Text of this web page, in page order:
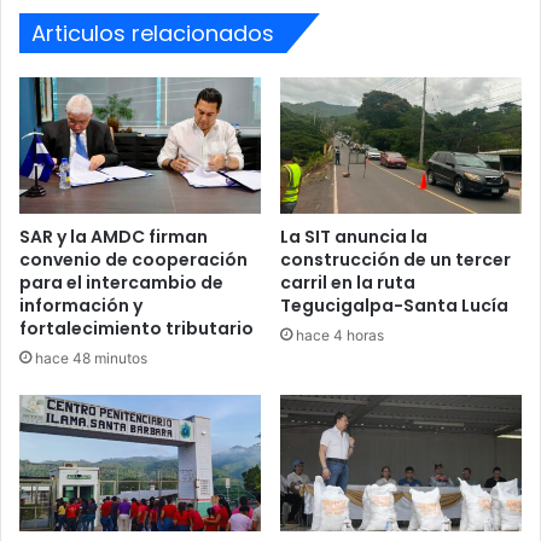
meses se ha logrado la detención de varios de sus
miembros operativos. Con la judicialización de Ferrera
Rodas y Gutiérrez, el Ministerio Público busca debilitar los
niveles de mando y la estructura financiera de la banda,
mientras el juzgado correspondiente determinará en la
presente audiencia las medidas cautelares que deberán
cumplir mientras avanza el proceso penal.
Audiencia Cartel del Diablo
Yoro
Articulos relacionados
SAR y la AMDC firman
convenio de cooperación
para el intercambio de
información y
fortalecimiento tributario
hace 48 minutos
La SIT anuncia la
construcción de un tercer
carril en la ruta
Tegucigalpa-Santa Lucía
hace 4 horas